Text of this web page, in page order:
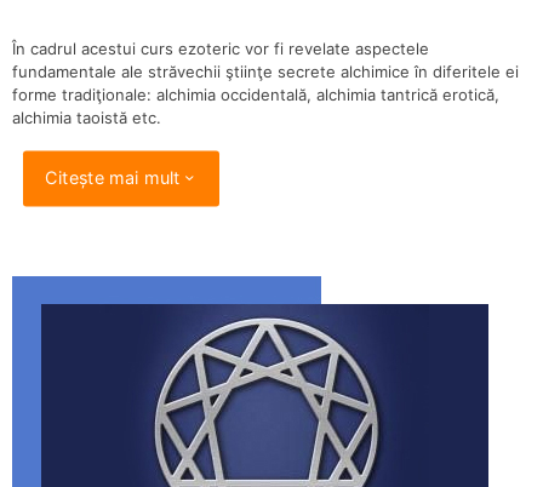
În cadrul acestui curs ezoteric vor fi revelate aspectele
fundamentale ale străvechii ştiinţe secrete alchimice în diferitele ei
forme tradiţionale: alchimia occidentală, alchimia tantrică erotică,
alchimia taoistă etc.
Citește mai mult